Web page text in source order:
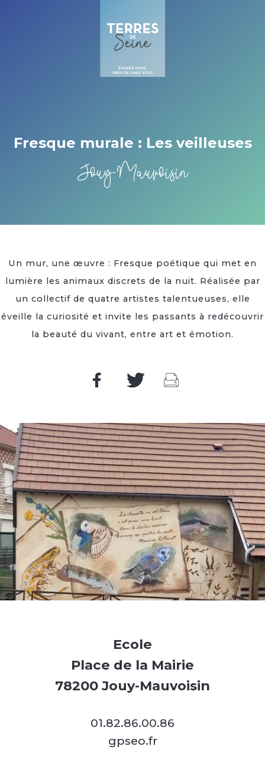
Fresque murale : Les veilleuses
Jouy-Mauvoisin
Un mur, une œuvre : Fresque poétique qui met en
lumière les animaux discrets de la nuit. Réalisée par
un collectif de quatre artistes talentueuses, elle
éveille la curiosité et invite les passants à redécouvrir
la beauté du vivant, entre art et émotion.
Ecole
Place de la Mairie
78200 Jouy-Mauvoisin
01.82.86.00.86
gpseo.fr